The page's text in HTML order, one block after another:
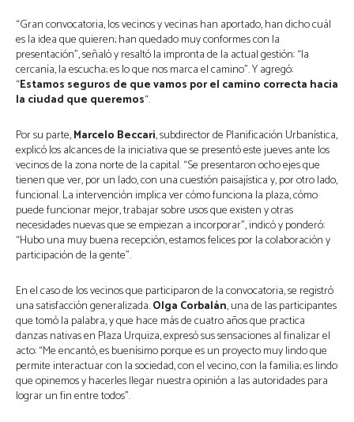
“Gran convocatoria, los vecinos y vecinas han aportado, han dicho cuál
es la idea que quieren; han quedado muy conformes con la
presentación”, señaló y resaltó la impronta de la actual gestión: “la
cercanía, la escucha; es lo que nos marca el camino”. Y agregó:
“Estamos seguros de que vamos por el camino correcta hacia
la ciudad que queremos“.
Por su parte,Marcelo Beccari, subdirector de Planificación Urbanística,
explicó los alcances de la iniciativa que se presentó este jueves ante los
vecinos de la zona norte de la capital. “Se presentaron ocho ejes que
tienen que ver, por un lado, con una cuestión paisajística y, por otro lado,
funcional. La intervención implica ver cómo funciona la plaza, cómo
puede funcionar mejor, trabajar sobre usos que existen y otras
necesidades nuevas que se empiezan a incorporar”, indicó y ponderó:
“Hubo una muy buena recepción, estamos felices por la colaboración y
participación de la gente”.
En el caso de los vecinos que participaron de la convocatoria, se registró
una satisfacción generalizada.Olga Corbalán, una de las participantes
que tomó la palabra, y que hace más de cuatro años que practica
danzas nativas en Plaza Urquiza, expresó sus sensaciones al finalizar el
acto: “Me encantó, es buenísimo porque es un proyecto muy lindo que
permite interactuar con la sociedad, con el vecino, con la familia; es lindo
que opinemos y hacerles llegar nuestra opinión a las autoridades para
lograr un fin entre todos”.